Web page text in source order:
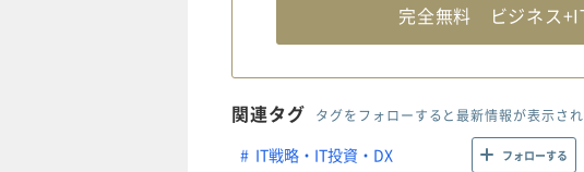
完全無料 ビジネス
関連タグ タグをフォローすると最新情報が表示さ
IT戦略・IT投資・DX フォローする